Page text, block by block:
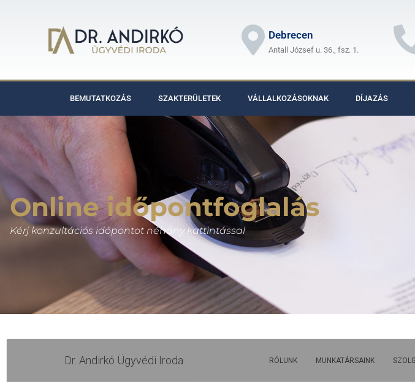
Debrecen
Antall József u. 36., fsz. 1.
BEMUTATKOZÁS SZAKTERÜLETEK VÁLLALKOZÁSOKNAK DÍJAZÁS
Online időpontfoglalás
Kérj konzultációs időpontot néhány kattintással